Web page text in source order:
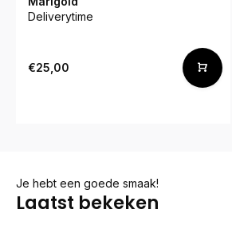
Deliverytime
€25,00
Je hebt een goede smaak!
Laatst bekeken